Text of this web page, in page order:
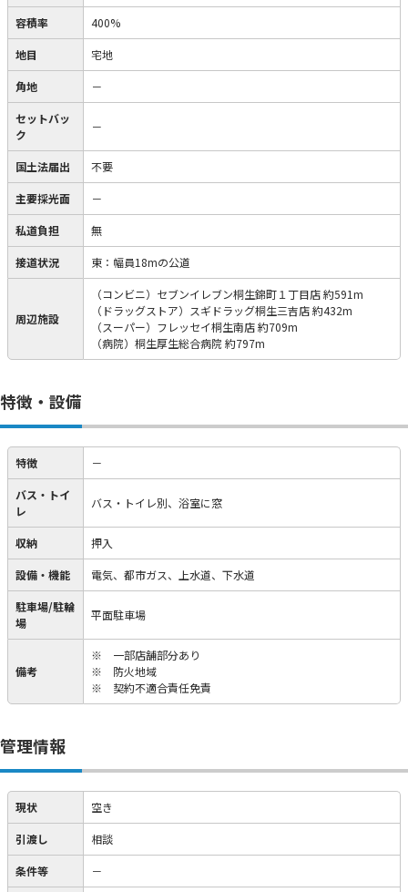
容積率 400%
地目 宅地
角地 －
セットバッ
ク
－
国土法届出 不要
主要採光面 －
私道負担 無
接道状況 東：幅員18mの公道
周辺施設
（コンビニ）セブンイレブン桐生錦町１丁目店 約591m
（ドラッグストア）スギドラッグ桐生三吉店 約432m
（スーパー）フレッセイ桐生南店 約709m
（病院）桐生厚生総合病院 約797m
特徴・設備
特徴 －
バス・トイ
レ
バス・トイレ別、浴室に窓
収納 押入
設備・機能 電気、都市ガス、上水道、下水道
駐車場/駐輪
場
平面駐車場
備考
※ 一部店舗部分あり
※ 防火地域
※ 契約不適合責任免責
管理情報
現状 空き
引渡し 相談
条件等 －